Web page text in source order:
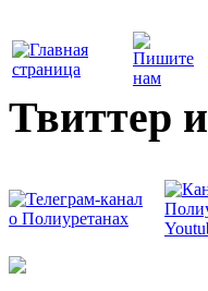
Твиттер